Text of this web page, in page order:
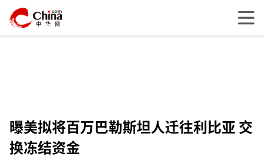
曝美拟将百万巴勒斯坦人迁往利比亚 交
换冻结资金